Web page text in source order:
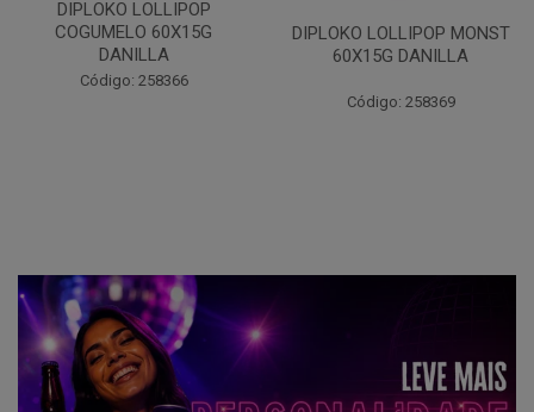
DIPLOKO LOLLIPOP MONST
60X15G DANILLA
60X15G DANILLA